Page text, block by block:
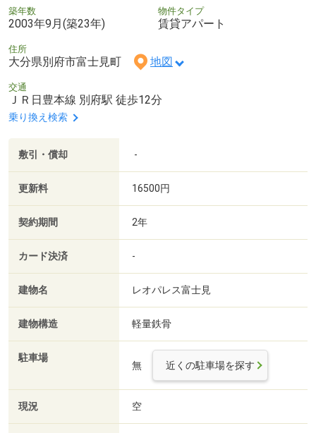
築年数
2003年9月(築23年)
物件タイプ
賃貸アパート
住所
大分県別府市富士見町 地図
交通
ＪＲ日豊本線 別府駅 徒歩12分
乗り換え検索
敷引・償却 -
更新料 16500円
契約期間 2年
カード決済 -
建物名 レオパレス富士見
建物構造 軽量鉄骨
駐車場
無 近くの駐車場を探す
現況 空